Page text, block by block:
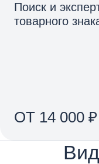
Поиск и
товарного
ОТ 14 000 ₽